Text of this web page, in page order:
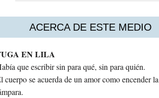
ACERCA DE ESTE MEDIO
EN LILA
que escribir sin para qué, sin para quién.
cuerpo se acuerda de un amor como encender la